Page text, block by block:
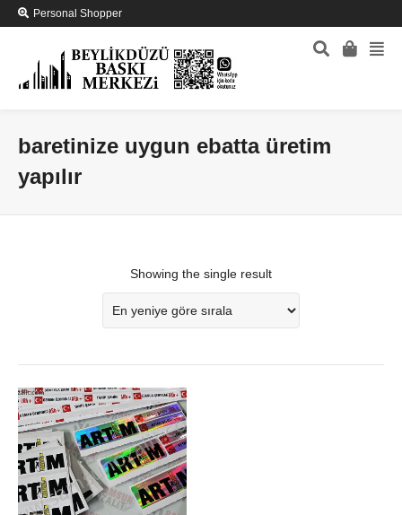
Personal Shopper
baretinize uygun ebatta üretim
yapılır
Showing the single result